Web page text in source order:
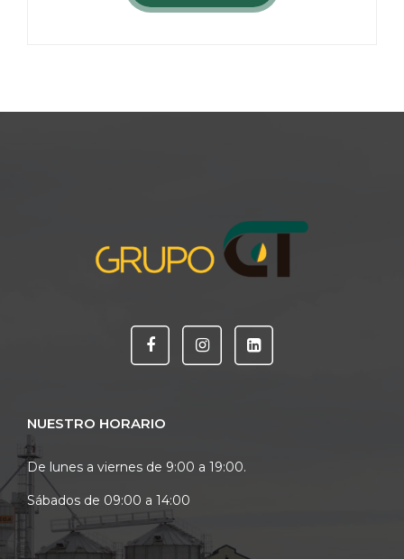
NUESTRO HORARIO
De lunes a viernes de 9:00 a 19:00.
Sábados de 09:00 a 14:00